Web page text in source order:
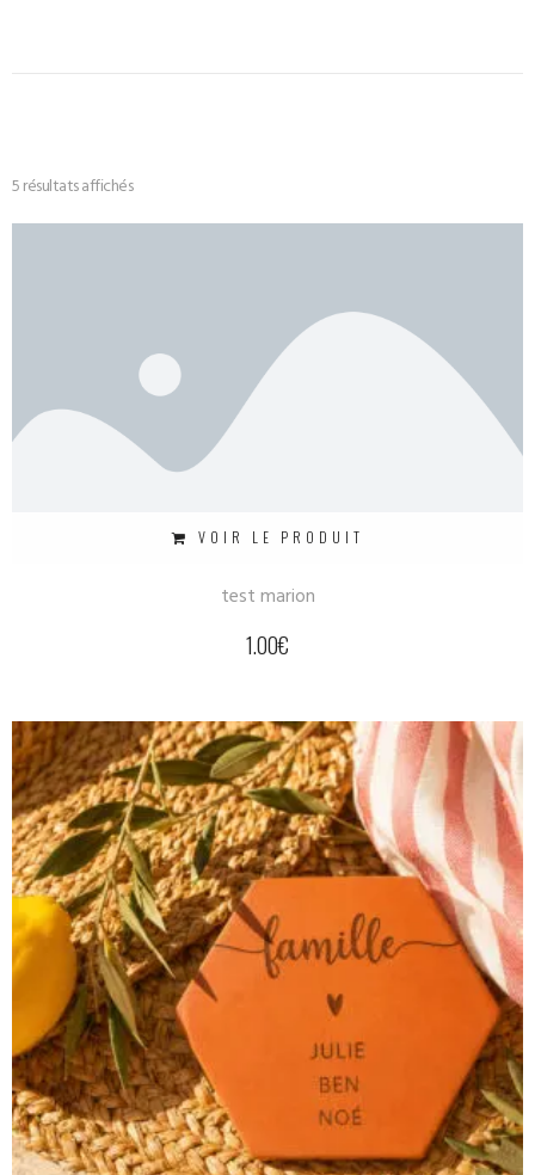
5 résultats affichés
VOIR LE PRODUIT
test marion
1.00€